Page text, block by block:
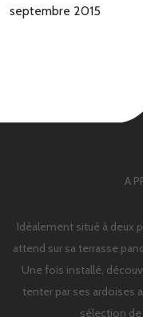
septembre 2015
A
Idéalement situé à deux
attend sur sa terrasse
Une fois installé,
tenter par ses ardoises
sélection